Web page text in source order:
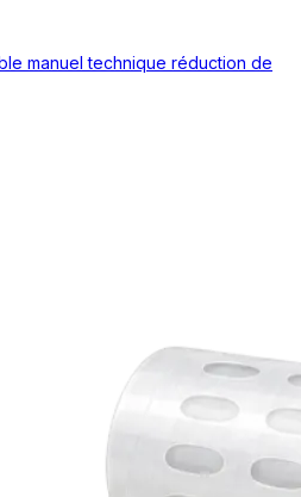
manuel technique réduction de